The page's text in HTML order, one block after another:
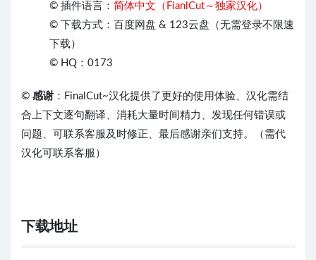
© 插件语言： 简体中文（FianlCut～独家汉化）
© 下载方式：百度网盘 & 123云盘（无需登录不限速
下载）
© HQ：0173
© 感谢 ：FinalCut~汉化提供了更好的使用体验、汉化需结
合上下文逐句翻译、消耗大量时间精力、发现任何错误或
问题、可联系客服及时修正、最后感谢亲们支持。（需代
汉化可联系客服）
下载地址